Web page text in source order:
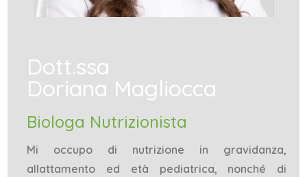
Dott.ssa
Doriana Magliocca
Biologa Nutrizionista
Mi occupo di nutrizione in gravidanza,
allattamento ed età pediatrica, nonché di